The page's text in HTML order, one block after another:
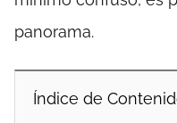
panorama.
Índice de